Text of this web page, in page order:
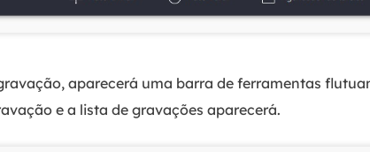
aparecerá uma barra de ferramentas
e a lista de gravações aparecerá.